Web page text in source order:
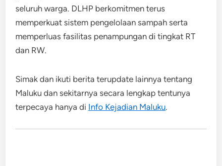
seluruh warga. DLHP berkomitmen terus
memperkuat sistem pengelolaan sampah serta
memperluas fasilitas penampungan di tingkat RT
dan RW.
Simak dan ikuti berita terupdate lainnya tentang
Maluku dan sekitarnya secara lengkap tentunya
terpecaya hanya di Info Kejadian Maluku.